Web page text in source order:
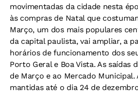
movimentadas da cidade nesta
às compras de Natal que
Março, um dos mais populares
da capital paulista, vai ampliar, a
horários de funcionamento dos
Porto Geral e Boa Vista. As saídas
de Março e ao Mercado Municipal.
mantidas até o dia 24 de